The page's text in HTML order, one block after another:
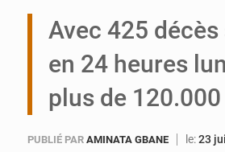
Avec 425
en 24 heures
plus de
PUBLIÉ PAR AMINATA GBANE le:23